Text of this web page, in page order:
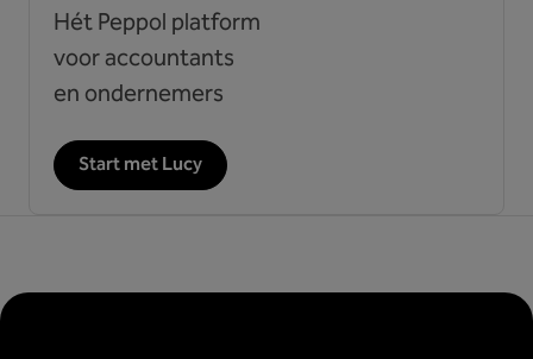
Hét Peppol platform
voor accountants
en ondernemers
Start met Lucy